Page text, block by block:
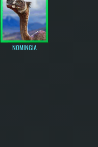
NOMINGIA